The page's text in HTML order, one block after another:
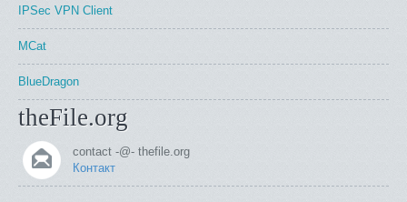
IPSec VPN Client
MCat
BlueDragon
theFile.org
contact -@- thefile.org
Контакт